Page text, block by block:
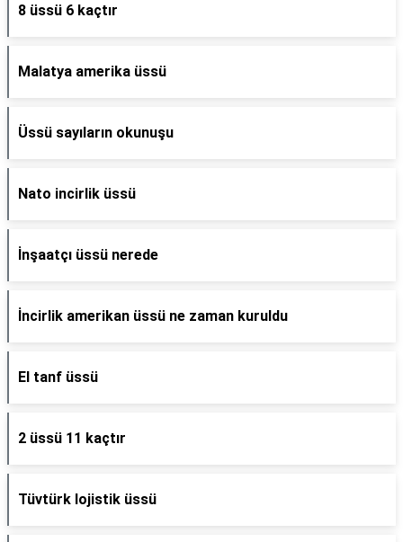
8 üssü 6 kaçtır
Malatya amerika üssü
Üssü sayıların okunuşu
Nato incirlik üssü
İnşaatçı üssü nerede
İncirlik amerikan üssü ne zaman kuruldu
El tanf üssü
2 üssü 11 kaçtır
Tüvtürk lojistik üssü